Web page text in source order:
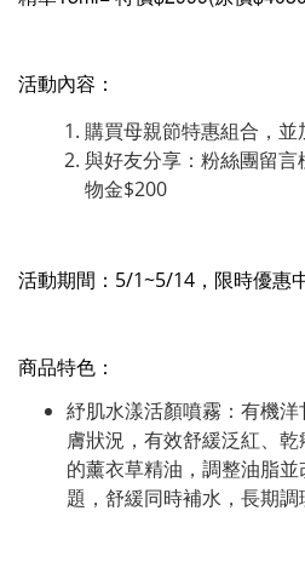
活動內容：
購買母親節特惠組合，
與好友分享：粉絲團留
物金$200
活動期間：5/1~5/14，限時優惠
商品特色：
紓肌水漾活顏噴霧：有機
膚狀況，有效舒緩泛紅、
的薰衣草精油，調整油脂
題，舒緩同時補水，長期調